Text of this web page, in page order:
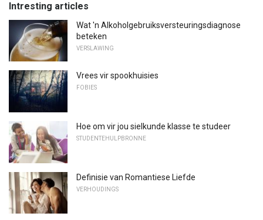
Intresting articles
Wat 'n Alkoholgebruiksversteuringsdiagnose
beteken
VERSLAWING
Vrees vir spookhuisies
FOBIES
Hoe om vir jou sielkunde klasse te studeer
STUDENTEHULPBRONNE
Definisie van Romantiese Liefde
VERHOUDINGS